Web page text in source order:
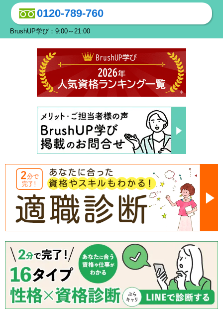
0120-789-760
BrushUP学び：9:00～21:00